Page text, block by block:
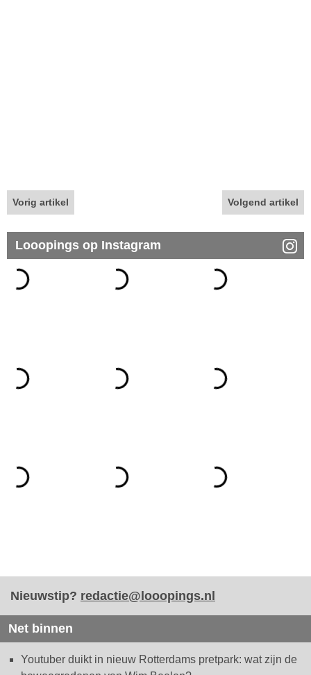
Vorig artikel Volgend artikel
Looopings op Instagram
Nieuwstip? redactie@looopings.nl
Net binnen
Youtuber duikt in nieuw Rotterdams pretpark: wat zijn de